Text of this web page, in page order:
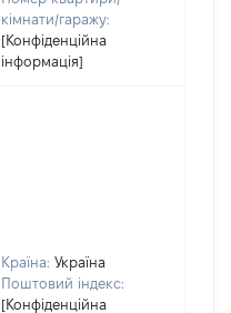
кімнати/гаражу:
[Конфіденційна
інформація]
Країна: Україна
Поштовий індекс:
[Конфіденційна